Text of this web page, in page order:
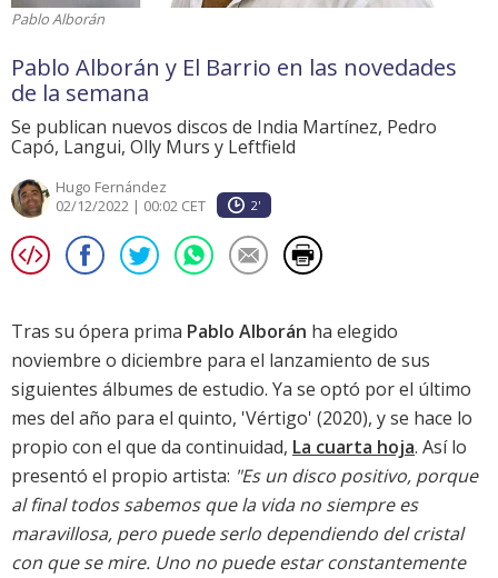
Pablo Alborán
Pablo Alborán y El Barrio en las novedades
de la semana
Se publican nuevos discos de India Martínez, Pedro
Capó, Langui, Olly Murs y Leftfield
Hugo Fernández
02/12/2022 | 00:02 CET
2'
Tras su ópera prima Pablo Alborán ha elegido
noviembre o diciembre para el lanzamiento de sus
siguientes álbumes de estudio. Ya se optó por el último
mes del año para el quinto, 'Vértigo' (2020), y se hace lo
propio con el que da continuidad, La cuarta hoja. Así lo
presentó el propio artista: "Es un disco positivo, porque
al final todos sabemos que la vida no siempre es
maravillosa, pero puede serlo dependiendo del cristal
con que se mire. Uno no puede estar constantemente